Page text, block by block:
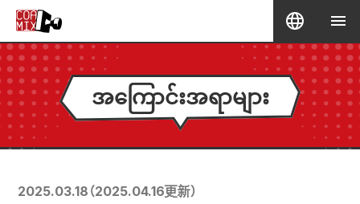
အကြောင်းအရာများ
2025.03.18 （2025.04.16更新）